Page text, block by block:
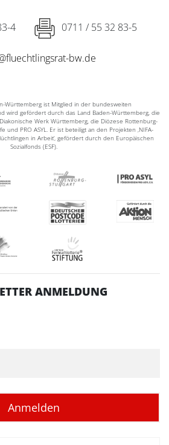
4 0711 / 55 32 83-5
bw.de
Württemberg ist Mitglied in der bundesweiten
wird gefördert durch das Land Baden-Württemberg, die
Werk Württemberg, die Diözese Rottenburg-
und PRO ASYL. Er ist beteiligt an den Projekten ‚NIFA-
in Arbeit‘, gefördert durch den Europäischen
Sozialfonds (ESF).
ANMELDUNG